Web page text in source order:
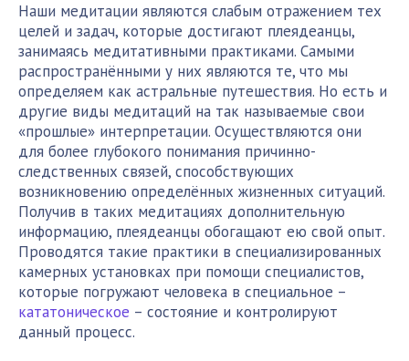
Наши медитации являются слабым отражением тех
целей и задач, которые достигают плеядеанцы,
занимаясь медитативными практиками. Самыми
распространёнными у них являются те, что мы
определяем как астральные путешествия. Но есть и
другие виды медитаций на так называемые свои
«прошлые» интерпретации. Осуществляются они
для более глубокого понимания причинно-
следственных связей, способствующих
возникновению определённых жизненных ситуаций.
Получив в таких медитациях дополнительную
информацию, плеядеанцы обогащают ею свой опыт.
Проводятся такие практики в специализированных
камерных установках при помощи специалистов,
которые погружают человека в специальное –
кататоническое – состояние и контролируют
данный процесс.